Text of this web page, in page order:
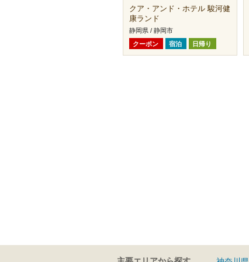
クア・アンド・ホテル 駿河健
康ランド
静岡県 / 静岡市
クーポン
宿泊 日帰り